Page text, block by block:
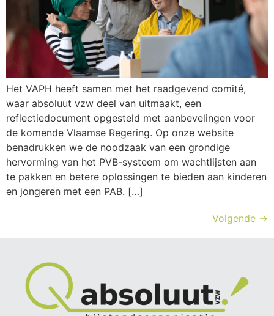
Het VAPH heeft samen met het raadgevend comité,
waar absoluut vzw deel van uitmaakt, een
reflectiedocument opgesteld met aanbevelingen voor
de komende Vlaamse Regering. Op onze website
benadrukken we de noodzaak van een grondige
hervorming van het PVB-systeem om wachtlijsten aan
te pakken en betere oplossingen te bieden aan kinderen
en jongeren met een PAB. […]
Volgende →